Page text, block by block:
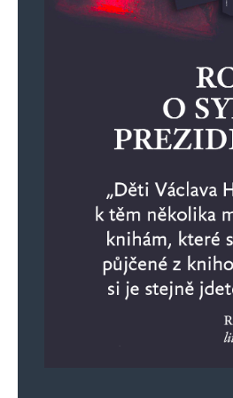
Vaše e-mailová adresa nebude zveřejněna.